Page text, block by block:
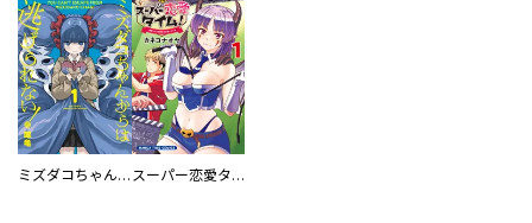
ミズダコちゃんからは逃げられない！ スーパー恋愛タイム！～現場でドＳな彼女は自宅でデレる～